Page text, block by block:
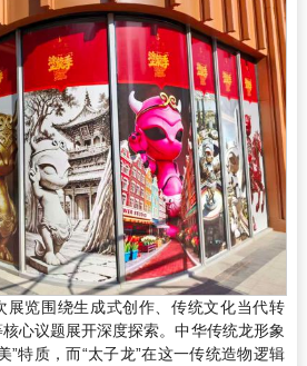
展览围绕生成式创作、传统文化当代转
心议题展开深度探索。中华传统龙形象
”特质，而“太子龙”在这一传统造物逻辑